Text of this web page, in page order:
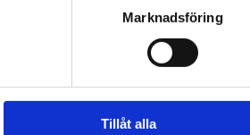
Marknadsföring
Tillåt alla